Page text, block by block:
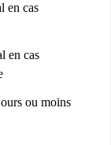
en cas
en cas
ou moins